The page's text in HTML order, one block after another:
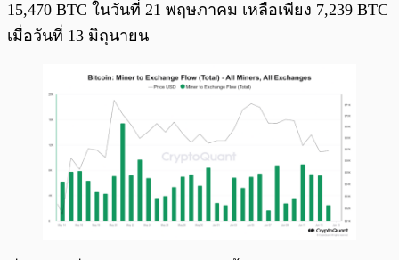
15,470 BTC ในวันที่ 21 พฤษภาคม เหลือเพียง 7,239 BTC
เมื่อวันที่ 13 มิถุนายน